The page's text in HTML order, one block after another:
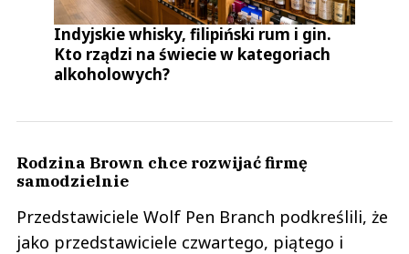
Indyjskie whisky, filipiński rum i gin.
Kto rządzi na świecie w kategoriach
alkoholowych?
Rodzina Brown chce rozwijać firmę
samodzielnie
Przedstawiciele Wolf Pen Branch podkreślili, że
jako przedstawiciele czwartego, piątego i